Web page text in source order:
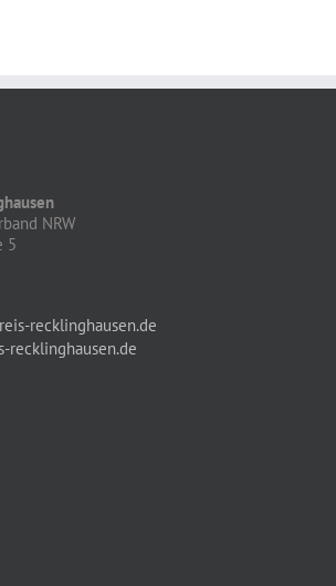
NRW
5
recklinghausen.de
recklinghausen.de